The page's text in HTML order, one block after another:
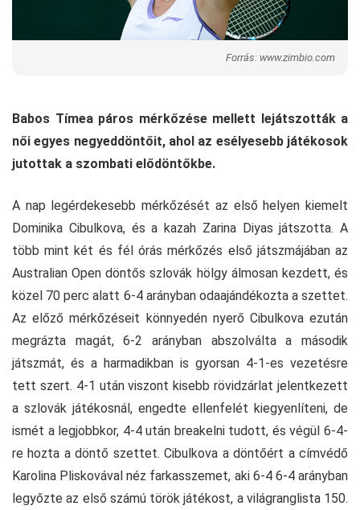
Forrás: www.zimbio.com
Babos Tímea páros mérkőzése mellett lejátszották a
női egyes negyeddöntőit, ahol az esélyesebb játékosok
jutottak a szombati elődöntőkbe.
A nap legérdekesebb mérkőzését az első helyen kiemelt
Dominika Cibulkova, és a kazah Zarina Diyas játszotta. A
több mint két és fél órás mérkőzés első játszmájában az
Australian Open döntős szlovák hölgy álmosan kezdett, és
közel 70 perc alatt 6-4 arányban odaajándékozta a szettet.
Az előző mérkőzéseit könnyedén nyerő Cibulkova ezután
megrázta magát, 6-2 arányban abszolválta a második
játszmát, és a harmadikban is gyorsan 4-1-es vezetésre
tett szert. 4-1 után viszont kisebb rövidzárlat jelentkezett
a szlovák játékosnál, engedte ellenfelét kiegyenlíteni, de
ismét a legjobbkor, 4-4 után breakelni tudott, és végül 6-4-
re hozta a döntő szettet. Cibulkova a döntőért a címvédő
Karolina Pliskovával néz farkasszemet, aki 6-4 6-4 arányban
legyőzte az első számú török játékost, a világranglista 150.